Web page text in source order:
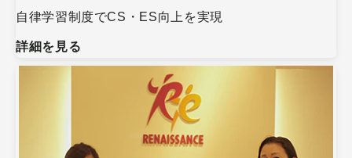
自律学習制度でCS・ES向上を実現
詳細を見る